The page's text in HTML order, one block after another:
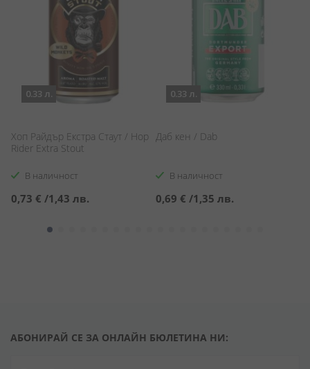
0.33 л.
Хоп Райдър Екстра Стаут / Hop
Rider Extra Stout
В наличност
0,73 € /1,43 лв.
0.33 л.
Даб кен / Dab
В наличност
0,69 € /1,35 лв.
АБОНИРАЙ СЕ ЗА ОНЛАЙН БЮЛЕТИНА НИ: